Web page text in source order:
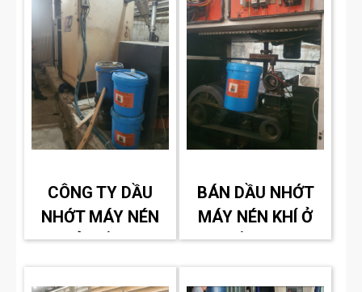
CÔNG TY DẦU
NHỚT MÁY NÉN
KHÍ Ở BẾN CÁT
BÁN DẦU NHỚT
MÁY NÉN KHÍ Ở
BẾN CÁT